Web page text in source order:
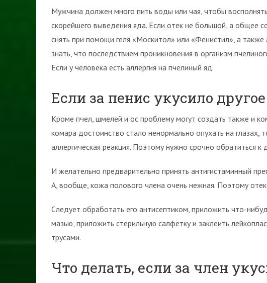
Мужчина должен много пить воды или чая, чтобы
скорейшего выведения яда. Если отек не большой, а общее
снять при помощи геля «Москитол» или «Фенистил», а
знать, что последствием проникновения в организм
Если у человека есть аллергия на пчелиный яд.
Если за пенис укусило
Кроме пчел, шмелей и ос проблему могут создать также и
комара достоинство стало ненормально опухать на глазах,
аллергическая реакция. Поэтому нужно срочно обратиться к
И желательно предварительно принять антигистаминный
А, вообще, кожа полового члена очень нежная. Поэтому
Следует обработать его антисептиком, приложить что-
мазью, приложить стерильную салфетку и заклеить
трусами.
Что делать, если за член